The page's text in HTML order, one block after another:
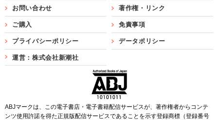
お問い合わせ 著作権・リンク
ご購入 免責事項
プライバシーポリシー データポリシー
運営：株式会社新潮社
ABJマークは、この電子書店・電子書籍配信サービスが、著作権者からコンテ
ンツ使用許諾を得た正規版配信サービスであることを示す登録商標（登録番号